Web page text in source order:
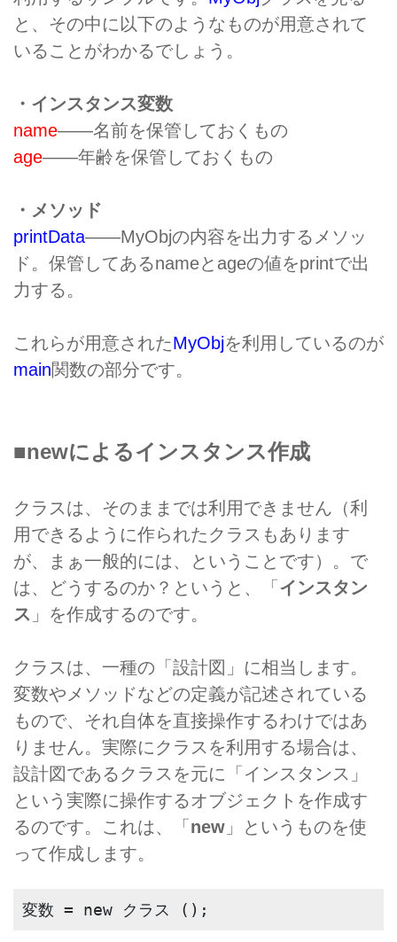
と、その中に以下のようなものが用意されて
いることがわかるでしょう。
・インスタンス変数
name――名前を保管しておくもの
age――年齢を保管しておくもの
・メソッド
printData――MyObjの内容を出力するメソッ
ド。保管してあるnameとageの値をprintで出
力する。
これらが用意されたMyObjを利用しているのが
main関数の部分です。
■newによるインスタンス作成
クラスは、そのままでは利用できません（利
用できるように作られたクラスもあります
が、まぁ一般的には、ということです）。で
は、どうするのか？というと、「 インスタン
ス 」を作成するのです。
クラスは、一種の「設計図」に相当します。
変数やメソッドなどの定義が記述されている
もので、それ自体を直接操作するわけではあ
りません。実際にクラスを利用する場合は、
設計図であるクラスを元に「インスタンス」
という実際に操作するオブジェクトを作成す
るのです。これは、「 new 」というものを使
って作成します。
変数 = new クラス ();